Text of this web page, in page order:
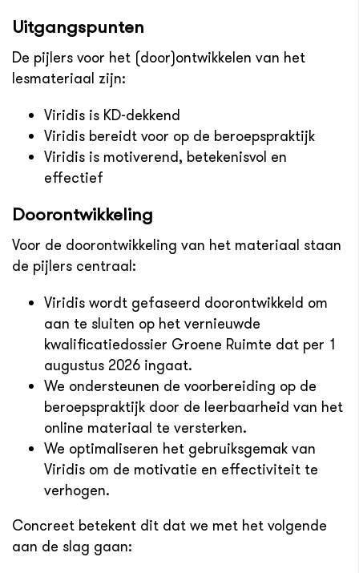
Uitgangspunten
De pijlers voor het (door)ontwikkelen van het
lesmateriaal zijn:
Viridis is KD-dekkend
Viridis bereidt voor op de beroepspraktijk
Viridis is motiverend, betekenisvol en
effectief
Doorontwikkeling
Voor de doorontwikkeling van het materiaal staan
de pijlers centraal:
Viridis wordt gefaseerd doorontwikkeld om
aan te sluiten op het vernieuwde
kwalificatiedossier Groene Ruimte dat per 1
augustus 2026 ingaat.
We ondersteunen de voorbereiding op de
beroepspraktijk door de leerbaarheid van het
online materiaal te versterken.
We optimaliseren het gebruiksgemak van
Viridis om de motivatie en effectiviteit te
verhogen.
Concreet betekent dit dat we met het volgende
aan de slag gaan: